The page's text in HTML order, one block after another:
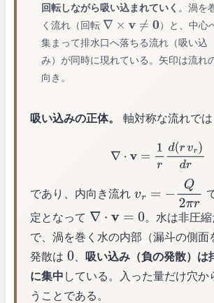
回転しながら吸い込まれていく 。渦を
く流れ（回転 ∇× v≠ 0
）と、中心
集まって排水口へ落ちる流れ（吸い込
み）が同時に現れている。矢印は流れ
向き。
吸い込みの正体。 軸対称な流れでは
d( vr)d r
であり、内向き流れvr=−Q2πr
定となって ∇⋅ v=0
。水は非圧
で、渦を巻く水の内部（漏斗の側面
発散は0 、吸い込み（負の発散）は
に集中 している。入った量だけ穴か
うことである。